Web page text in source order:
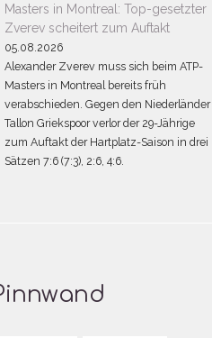
Masters in Montreal: Top-gesetzter
Zverev scheitert zum Auftakt
05.08.2026
Alexander Zverev muss sich beim ATP-
Masters in Montreal bereits früh
verabschieden. Gegen den Niederländer
Tallon Griekspoor verlor der 29-Jährige
zum Auftakt der Hartplatz-Saison in drei
Sätzen 7:6 (7:3), 2:6, 4:6.